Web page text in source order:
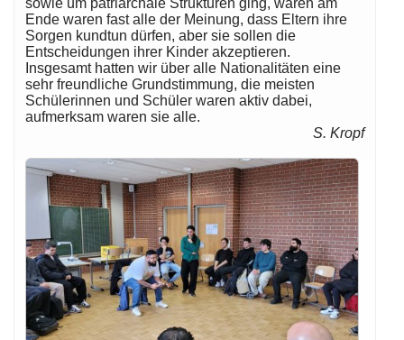
Ende waren fast alle der Meinung, dass Eltern ihre
Sorgen kundtun dürfen, aber sie sollen die
Entscheidungen ihrer Kinder akzeptieren.
Insgesamt hatten wir über alle Nationalitäten eine
sehr freundliche Grundstimmung, die meisten
Schülerinnen und Schüler waren aktiv dabei,
aufmerksam waren sie alle.
S. Kropf